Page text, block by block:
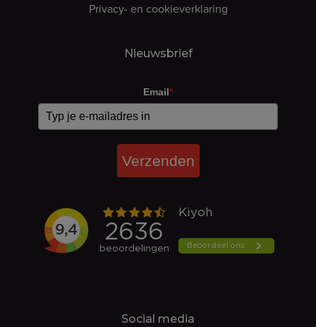
Privacy- en cookieverklaring
Nieuwsbrief
Email*
Verzenden
Social media